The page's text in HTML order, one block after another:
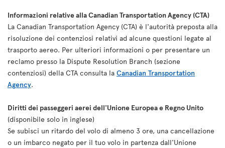
Informazioni relative alla Canadian Transportation Agency (CTA)
La Canadian Transportation Agency (CTA) è l'autorità preposta alla
risoluzione dei contenziosi relativi ad alcune questioni legate al
trasporto aereo. Per ulteriori informazioni o per presentare un
reclamo presso la Dispute Resolution Branch (sezione
contenziosi) della CTA consulta la Canadian Transportation
Agency.
Diritti dei passeggeri aerei dell'Unione Europea e Regno Unito
(disponibile solo in inglese)
Se subisci un ritardo del volo di almeno 3 ore, una cancellazione
o un imbarco negato per il tuo volo in partenza dall'Unione